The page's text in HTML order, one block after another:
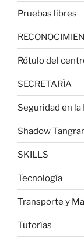
Pruebas libres
Rótulo del
SECRETARÍA
Seguridad en la
Shadow
SKILLS
Tecnología
Transporte y
Tutorías